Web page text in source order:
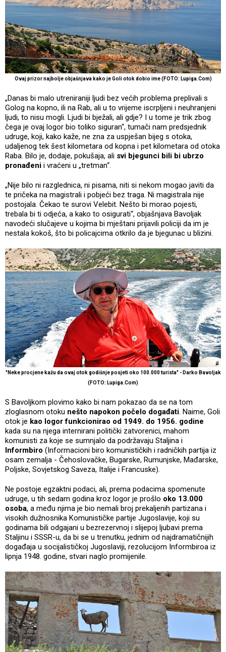
Ovaj prizor najbolje objašnjava kako je Goli otok dobio ime (FOTO: Lupiga.Com)
„Danas bi malo utreniraniji ljudi bez većih problema preplivali s
Golog na kopno, ili na Rab, ali u to vrijeme iscrpljeni i neuhranjeni
ljudi, to nisu mogli. Ljudi bi bježali, ali gdje? I u tome je trik zbog
čega je ovaj logor bio toliko siguran“, tumači nam predsjednik
udruge, koji, kako kaže, ne zna za uspješan bijeg s otoka,
udaljenog tek šest kilometara od kopna i pet kilometara od otoka
Raba. Bilo je, dodaje, pokušaja, ali svi bjegunci bili bi ubrzo
pronađeni i vraćeni u „tretman“.
„Nije bilo ni razglednica, ni pisama, niti si nekom mogao javiti da
te pričeka na magistrali i pobjeći bez traga. Ni magistrala nije
postojala. Čekao te surovi Velebit. Nešto bi morao pojesti,
trebala bi ti odjeća, a kako to osigurati“, objašnjava Bavoljak
navodeći slučajeve u kojima bi mještani prijavili policiji da im je
nestala kokoš, što bi policajcima otkrilo da je bjegunac u blizini.
"Neke procjene kažu da ovaj otok godišnje posjeti oko 100.000 turista" - Darko Bavoljak
(FOTO: Lupiga.Com)
S Bavoljkom plovimo kako bi nam pokazao da se na tom
zloglasnom otoku nešto napokon počelo događati. Naime, Goli
otok je kao logor funkcionirao od 1949. do 1956. godine
kada su na njega internirani politički zatvorenici, mahom
komunisti za koje se sumnjalo da podržavaju Staljina i
Informbiro (Informacioni biro komunističkih i radničkih partija iz
osam zemalja - Čehoslovačke, Bugarske, Rumunjske, Mađarske,
Poljske, Sovjetskog Saveza, Italije i Francuske).
Ne postoje egzaktni podaci, ali, prema podacima spomenute
udruge, u tih sedam godina kroz logor je prošlo oko 13.000
osoba, a među njima je bio nemali broj prekaljenih partizana i
visokih dužnosnika Komunističke partije Jugoslavije, koji su
godinama bili odgajani u bezrezervnoj i slijepoj ljubavi prema
Staljinu i SSSR-u, da bi se u trenutku, jednim od najdramatičnijih
događaja u socijalističkoj Jugoslaviji, rezolucijom Informbiroa iz
lipnja 1948. godine, stvari naglo promijenile.